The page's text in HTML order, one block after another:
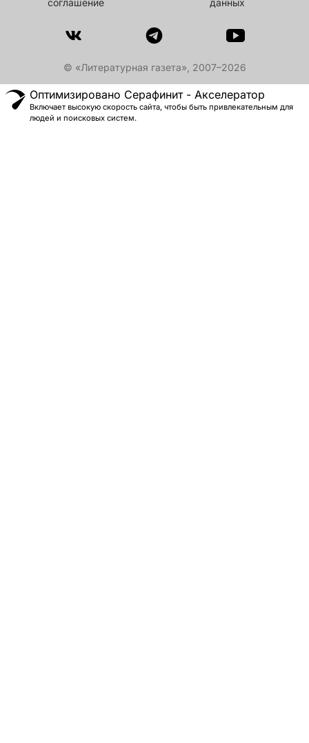
соглашение
данных
© «Литературная газета», 2007–2026
Оптимизировано Серафинит - Акселератор
Включает высокую скорость сайта, чтобы быть привлекательным для
людей и поисковых систем.